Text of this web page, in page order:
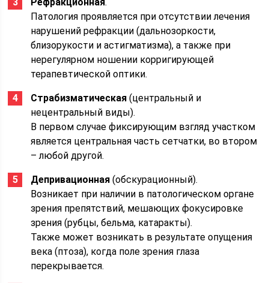
Патология проявляется при отсутствии лечения
нарушений рефракции (дальнозоркости,
близорукости и астигматизма), а также при
нерегулярном ношении корригирующей
терапевтической оптики.
Страбизматическая (центральный и
нецентральный виды).
В первом случае фиксирующим взгляд участком
является центральная часть сетчатки, во втором
– любой другой.
Депривационная (обскурационный).
Возникает при наличии в патологическом органе
зрения препятствий, мешающих фокусировке
зрения (рубцы, бельма, катаракты).
Также может возникать в результате опущения
века (птоза), когда поле зрения глаза
перекрывается.